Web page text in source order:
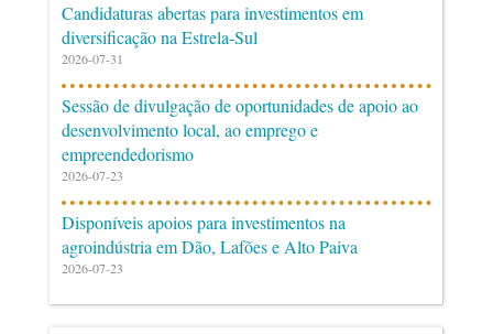
Candidaturas abertas para investimentos em
diversificação na Estrela-Sul
2026-07-31
Sessão de divulgação de oportunidades de apoio ao
desenvolvimento local, ao emprego e
empreendedorismo
2026-07-23
Disponíveis apoios para investimentos na
agroindústria em Dão, Lafões e Alto Paiva
2026-07-23